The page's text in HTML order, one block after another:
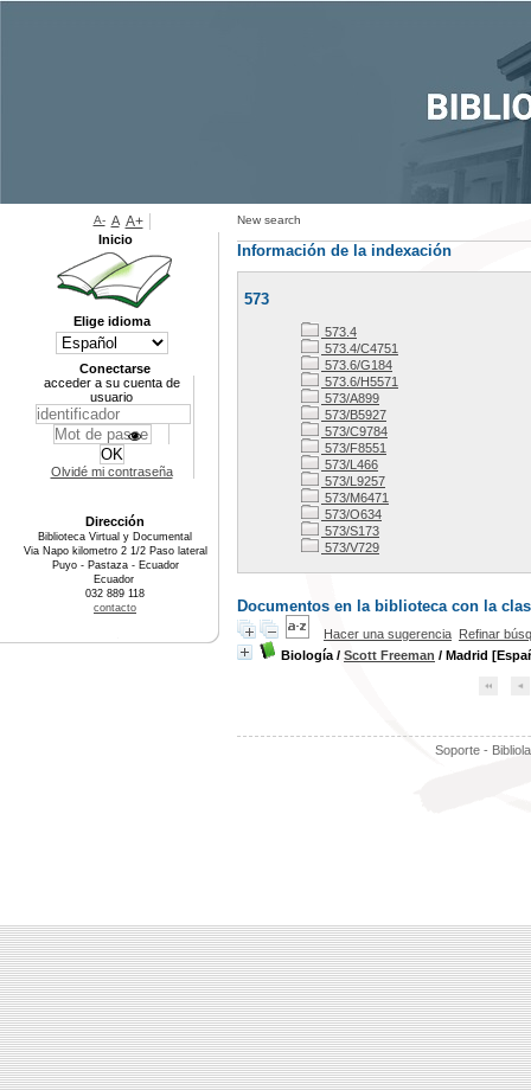
New search
Información de la indexación
573
573.4
573.4/C4751
573.6/G184
573.6/H5571
573/A899
573/B5927
573/C9784
573/F8551
573/L466
573/L9257
573/M6471
573/O634
573/S173
573/V729
Documentos en la biblioteca con la
Hacer una sugerencia Refinar
Biología / Scott Freeman / Madrid
Soporte -
A- A A+
Inicio
Elige idioma
Conectarse
acceder a su cuenta de
usuario
Olvidé mi contraseña
Dirección
Biblioteca Virtual y Documental
Via Napo kilometro 2 1/2 Paso lateral
Puyo - Pastaza - Ecuador
Ecuador
032 889 118
contacto